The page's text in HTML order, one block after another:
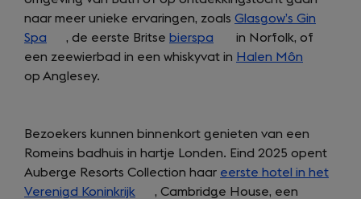
naar meer unieke ervaringen, zoals Glasgow’s Gin
Spa (opens
in
a
, de eerste Britse bierspa (opens
in
in Norfolk, of
een zeewierbad in een whiskyvat in Halen Môn
tab)
op Anglesey.
Bezoekers kunnen binnenkort genieten van een
Romeins badhuis in hartje Londen. Eind 2025 opent
Auberge Resorts Collection haar eerste hotel in het
Verenigd Koninkrijk (opens
, Cambridge House, een